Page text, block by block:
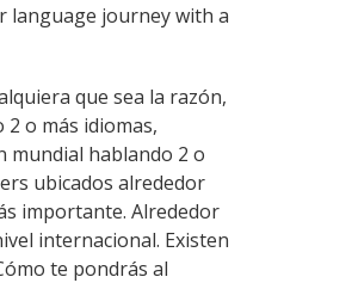
language journey with a
que sea la razón,
o más idiomas,
mundial hablando 2 o
ubicados alrededor
importante. Alrededor
internacional. Existen
te pondrás al